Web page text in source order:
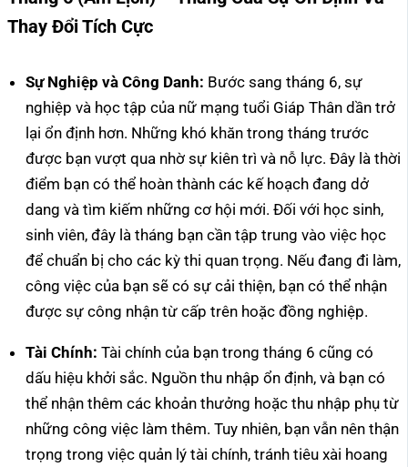
Thay Đổi Tích Cực
Sự Nghiệp và Công Danh: Bước sang tháng 6, sự
nghiệp và học tập của nữ mạng tuổi Giáp Thân dần trở
lại ổn định hơn. Những khó khăn trong tháng trước
được bạn vượt qua nhờ sự kiên trì và nỗ lực. Đây là thời
điểm bạn có thể hoàn thành các kế hoạch đang dở
dang và tìm kiếm những cơ hội mới. Đối với học sinh,
sinh viên, đây là tháng bạn cần tập trung vào việc học
để chuẩn bị cho các kỳ thi quan trọng. Nếu đang đi làm,
công việc của bạn sẽ có sự cải thiện, bạn có thể nhận
được sự công nhận từ cấp trên hoặc đồng nghiệp.
Tài Chính: Tài chính của bạn trong tháng 6 cũng có
dấu hiệu khởi sắc. Nguồn thu nhập ổn định, và bạn có
thể nhận thêm các khoản thưởng hoặc thu nhập phụ từ
những công việc làm thêm. Tuy nhiên, bạn vẫn nên thận
trọng trong việc quản lý tài chính, tránh tiêu xài hoang